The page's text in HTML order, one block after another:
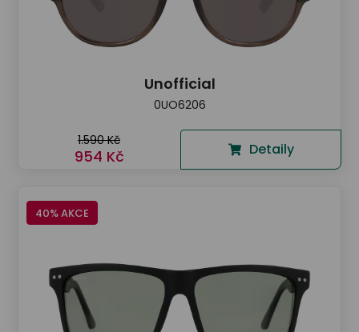
Unofficial
0UO6206
1.590 Kč
954 Kč Detaily
40% AKCE